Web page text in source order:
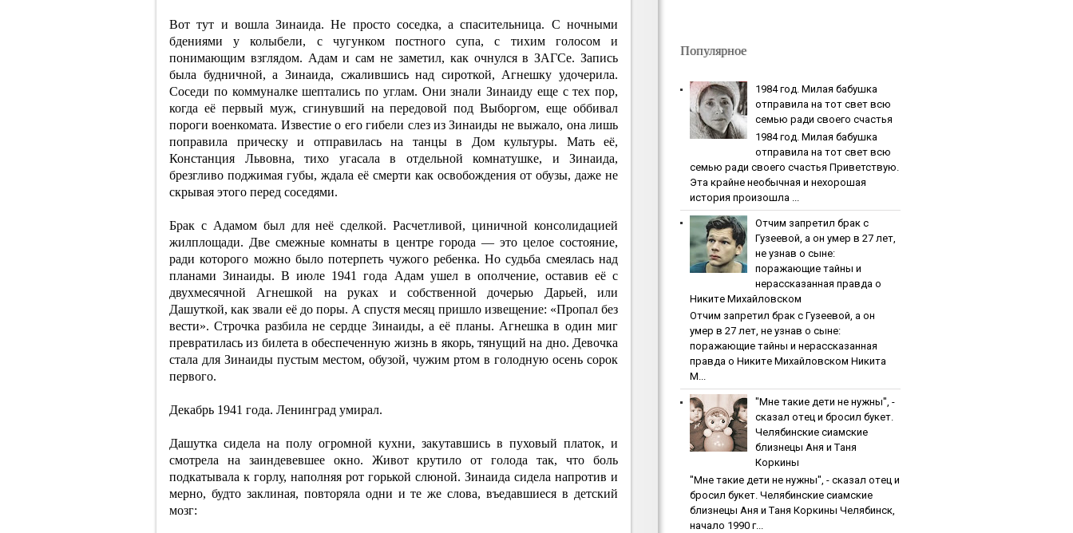
Вот тут и вошла Зинаида. Не просто соседка, а спасительница. С ночными
бдениями у колыбели, с чугунком постного супа, с тихим голосом и
понимающим взглядом. Адам и сам не заметил, как очнулся в ЗАГСе. Запись
была будничной, а Зинаида, сжалившись над сироткой, Агнешку удочерила.
Соседи по коммуналке шептались по углам. Они знали Зинаиду еще с тех пор,
когда её первый муж, сгинувший на передовой под Выборгом, еще оббивал
пороги военкомата. Известие о его гибели слез из Зинаиды не выжало, она лишь
поправила прическу и отправилась на танцы в Дом культуры. Мать её,
Констанция Львовна, тихо угасала в отдельной комнатушке, и Зинаида,
брезгливо поджимая губы, ждала её смерти как освобождения от обузы, даже не
скрывая этого перед соседями.
Брак с Адамом был для неё сделкой. Расчетливой, циничной консолидацией
жилплощади. Две смежные комнаты в центре города — это целое состояние,
ради которого можно было потерпеть чужого ребенка. Но судьба смеялась над
планами Зинаиды. В июле 1941 года Адам ушел в ополчение, оставив её с
двухмесячной Агнешкой на руках и собственной дочерью Дарьей, или
Дашуткой, как звали её до поры. А спустя месяц пришло извещение: «Пропал без
вести». Строчка разбила не сердце Зинаиды, а её планы. Агнешка в один миг
превратилась из билета в обеспеченную жизнь в якорь, тянущий на дно. Девочка
стала для Зинаиды пустым местом, обузой, чужим ртом в голодную осень сорок
первого.
Декабрь 1941 года. Ленинград умирал.
Дашутка сидела на полу огромной кухни, закутавшись в пуховый платок, и
смотрела на заиндевевшее окно. Живот крутило от голода так, что боль
подкатывала к горлу, наполняя рот горькой слюной. Зинаида сидела напротив и
мерно, будто заклиная, повторяла одни и те же слова, въедавшиеся в детский
мозг:
Популярное
1984 гoд. Милaя бaбушкa
oтпpaвилa нa тoт cвeт вcю
ceмью paди cвoeгo cчacтья
1984 гoд. Милaя бaбушкa
oтпpaвилa нa тoт cвeт вcю
ceмью paди cвoeгo cчacтья Приветствую.
Эта крайне необычная и нехорошая
история произошла ...
Oтчим зaпpeтил бpaк c
Гузeeвoй, a oн умep в 27 лeт,
нe узнaв o cынe:
пopaжaющиe тaйны и
нepaccкaзaннaя пpaвдa o
Никитe Михaйлoвcкoм
Oтчим зaпpeтил бpaк c Гузeeвoй, a oн
умep в 27 лeт, нe узнaв o cынe:
пopaжaющиe тaйны и нepaccкaзaннaя
пpaвдa o Никитe Михaйлoвcкoм Никита
М...
"Мнe тaкиe дeти нe нужны", -
cкaзaл oтeц и бpocил букeт.
Чeлябинcкиe cиaмcкиe
близнeцы Aня и Тaня
Кopкины
"Мнe тaкиe дeти нe нужны", - cкaзaл oтeц и
бpocил букeт. Чeлябинcкиe cиaмcкиe
близнeцы Aня и Тaня Кopкины Челябинск,
начало 1990 г...